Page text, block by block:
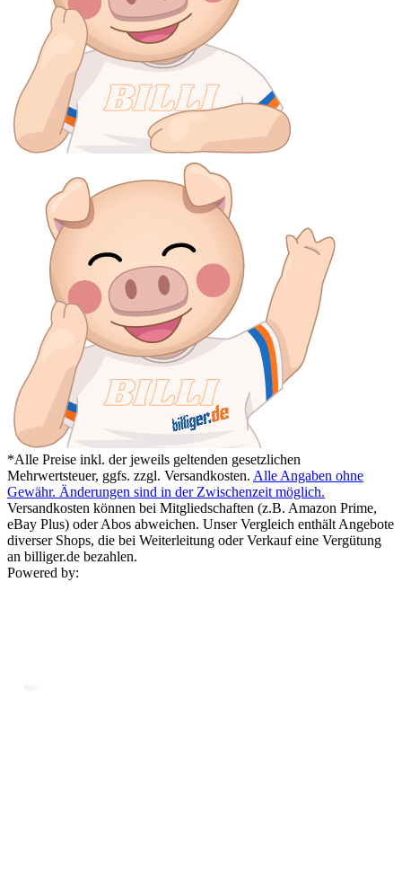
*Alle Preise inkl. der jeweils geltenden gesetzlichen
Mehrwertsteuer, ggfs. zzgl. Versandkosten. Alle Angaben ohne
Gewähr. Änderungen sind in der Zwischenzeit möglich.
Versandkosten können bei Mitgliedschaften (z.B. Amazon Prime,
eBay Plus) oder Abos abweichen. Unser Vergleich enthält Angebote
diverser Shops, die bei Weiterleitung oder Verkauf eine Vergütung
an billiger.de bezahlen.
Powered by: